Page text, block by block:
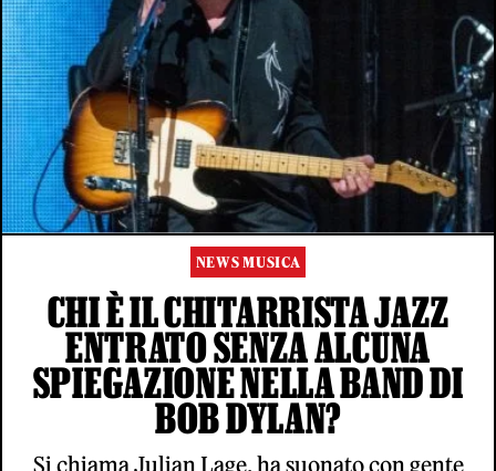
NEWS MUSICA
CHI È IL CHITARRISTA JAZZ
ENTRATO SENZA ALCUNA
SPIEGAZIONE NELLA BAND DI
BOB DYLAN?
Si chiama Julian Lage, ha suonato con gente